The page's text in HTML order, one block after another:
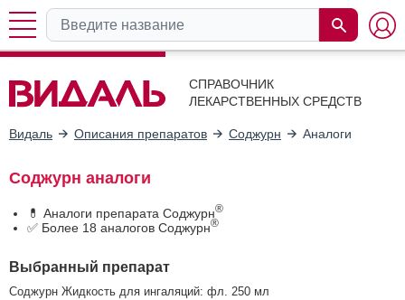
СПРАВОЧНИК
ЛЕКАРСТВЕННЫХ СРЕДСТВ
Видаль Описания препаратов Соджурн Аналоги
Соджурн аналоги
💊 Аналоги препарата Соджурн®
✅ Более 18 аналогов Соджурн®
Выбранный препарат
Соджурн Жидкость для ингаляций: фл. 250 мл